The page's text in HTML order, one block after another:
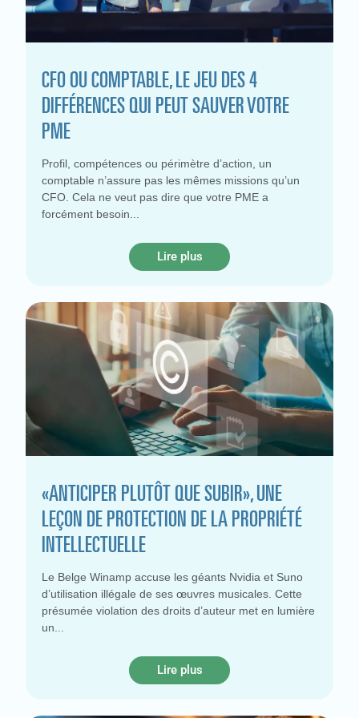
CFO OU COMPTABLE, LE JEU DES 4
DIFFÉRENCES QUI PEUT SAUVER VOTRE
PME
Profil, compétences ou périmètre d’action, un
comptable n’assure pas les mêmes missions qu’un
CFO. Cela ne veut pas dire que votre PME a
forcément besoin
Lire plus
«ANTICIPER PLUTÔT QUE SUBIR», UNE
LEÇON DE PROTECTION DE LA PROPRIÉTÉ
INTELLECTUELLE
Le Belge Winamp accuse les géants Nvidia et Suno
d’utilisation illégale de ses œuvres musicales. Cette
présumée violation des droits d’auteur met en lumière
un
Lire plus